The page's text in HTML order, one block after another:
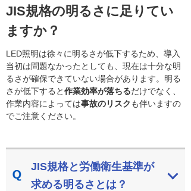
JIS規格の明るさに足りてい
ますか？
LED照明は徐々に明るさが低下するため、導入
当初は問題なかったとしても、現在は十分な明
るさが確保できていない場合があります。明る
さが低下すると作業効率が落ちるだけでなく、
作業内容によっては事故のリスク も伴いますの
でご注意ください。
JIS規格と労働衛生基準が
求める明るさとは？